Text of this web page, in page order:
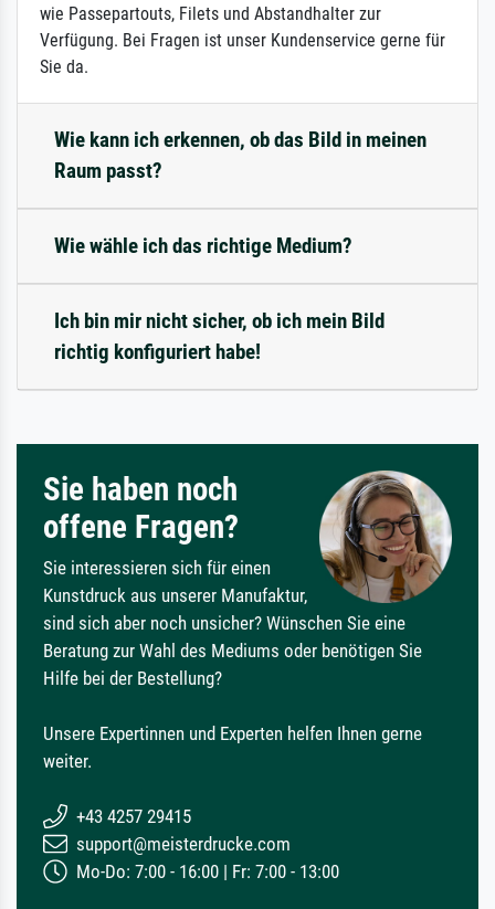
wie Passepartouts, Filets und Abstandhalter zur
Verfügung. Bei Fragen ist unser Kundenservice gerne für
Sie da.
Wie kann ich erkennen, ob das Bild in meinen
Raum passt?
Wie wähle ich das richtige Medium?
Ich bin mir nicht sicher, ob ich mein Bild
richtig konfiguriert habe!
Sie haben noch
offene Fragen?
Sie interessieren sich für einen
Kunstdruck aus unserer Manufaktur,
sind sich aber noch unsicher? Wünschen Sie eine
Beratung zur Wahl des Mediums oder benötigen Sie
Hilfe bei der Bestellung?
Unsere Expertinnen und Experten helfen Ihnen gerne
weiter.
+43 4257 29415
support@meisterdrucke.com
Mo-Do: 7:00 - 16:00 | Fr: 7:00 - 13:00